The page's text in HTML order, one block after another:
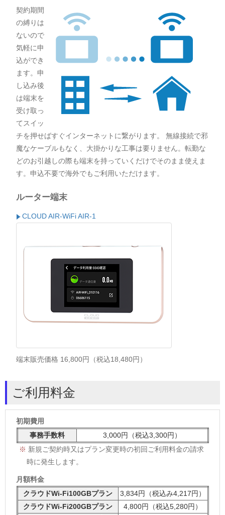
契約期間
の縛りは
ないので
気軽に申
込ができ
ます。申
し込み後
は端末を
受け取っ
てスイッ
チを押せばすぐインターネットに繋がります。 無線接続で邪
魔なケーブルもなく、大掛かりな工事は要りません。転勤な
どのお引越しの際も端末を持っていくだけでそのまま使えま
す。申込不要で海外でもご利用いただけます。
ルーター端末
CLOUD AIR-WiFi AIR-1
端末販売価格 16,800円（税込18,480円）
ご利用料金
初期費用
事務手数料
3,000円（税込3,300円）
新規ご契約時又はプラン変更時の初回ご利用料金の請求
時に発生します。
月額料金
クラウドWi-Fi100GBプラン
3,834円（税込み4,217円）
クラウドWi-Fi200GBプラン
4,800円（税込5,280円）